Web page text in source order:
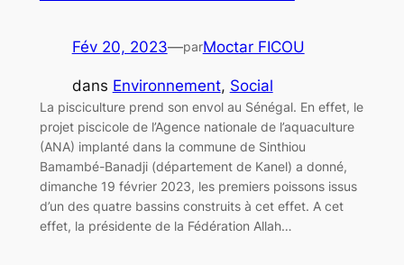
Fév 20, 2023—parMoctar FICOU
dans Environnement, Social
La pisciculture prend son envol au Sénégal. En effet, le
projet piscicole de l’Agence nationale de l’aquaculture
(ANA) implanté dans la commune de Sinthiou
Bamambé-Banadji (département de Kanel) a donné,
dimanche 19 février 2023, les premiers poissons issus
d’un des quatre bassins construits à cet effet. A cet
effet, la présidente de la Fédération Allah…